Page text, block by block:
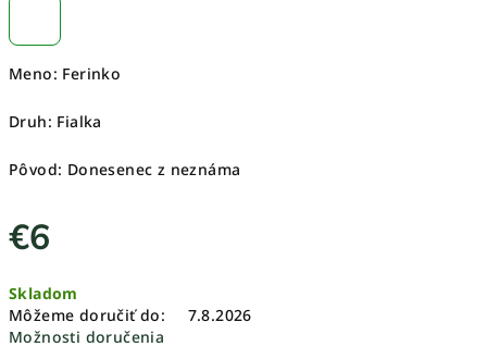
Meno: Ferinko
Druh: Fialka
Pôvod: Donesenec z neznáma
€6
cena:
Skladom
Môžeme doručiť do:
7.8.2026
Možnosti doručenia